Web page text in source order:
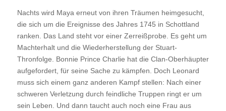
Nachts wird Maya erneut von ihren Träumen heimgesucht,
die sich um die Ereignisse des Jahres 1745 in Schottland
ranken. Das Land steht vor einer Zerreißprobe. Es geht um
Machterhalt und die Wiederherstellung der Stuart-
Thronfolge. Bonnie Prince Charlie hat die Clan-Oberhäupter
aufgefordert, für seine Sache zu kämpfen. Doch Leonard
muss sich einem ganz anderen Kampf stellen: Nach einer
schweren Verletzung durch feindliche Truppen ringt er um
sein Leben. Und dann taucht auch noch eine Frau aus